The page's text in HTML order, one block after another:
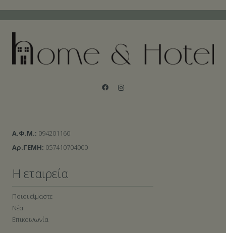
Α.Φ.Μ.: 094201160
Αρ.ΓΕΜΗ: 057410704000
Η εταιρεία
Ποιοι είμαστε
Νέα
Επικοινωνία